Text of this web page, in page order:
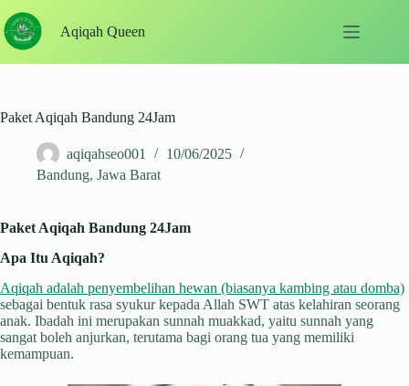
to
content
Aqiqah Queen
Paket Aqiqah Bandung 24Jam
aqiqahseo001
10/06/2025
Bandung, Jawa Barat
Paket Aqiqah Bandung 24Jam
Apa Itu Aqiqah?
Aqiqah adalah penyembelihan hewan (biasanya kambing atau domba)
sebagai bentuk rasa syukur kepada Allah SWT atas kelahiran seorang
anak. Ibadah ini merupakan sunnah muakkad, yaitu sunnah yang
sangat boleh anjurkan, terutama bagi orang tua yang memiliki
kemampuan.